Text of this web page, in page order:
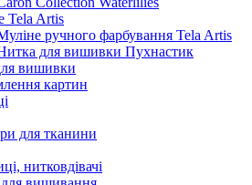
Tela Artis
ручного фарбування Tela Artis
для вишивки Пухнастик
вишивки
картин
для тканини
нитковдівачі